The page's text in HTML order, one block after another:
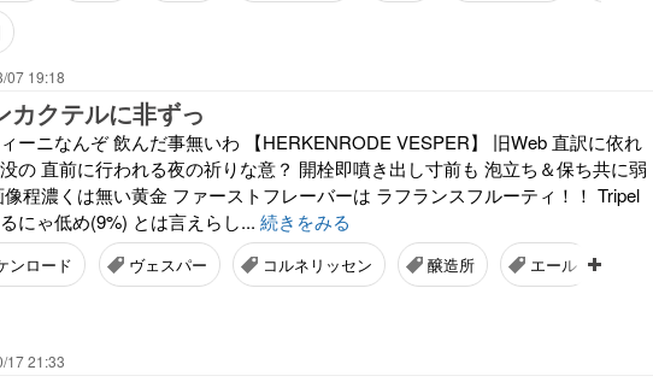
07 19:18
カクテルに非ずっ
ーニなんぞ 飲んだ事無いわ 【HERKENRODE VESPER】 旧Web 直訳に依れ
の 直前に行われる夜の祈りな意？ 開栓即噴き出し寸前も 泡立ち＆保ち共に弱
像程濃くは無い黄金 ファーストフレーバーは ラフランスフルーティ！！ Tripel
にゃ低め(9%) とは言えらし... 続きをみる
ンロード ヴェスパー コルネリッセン 醸造所 エール
17 21:33